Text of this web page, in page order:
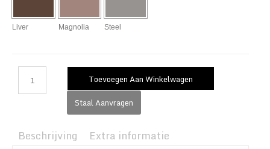
Liver Magnolia Steel
Toevoegen Aan Winkelwagen
Staal Aanvragen
Beschrijving Extra informatie